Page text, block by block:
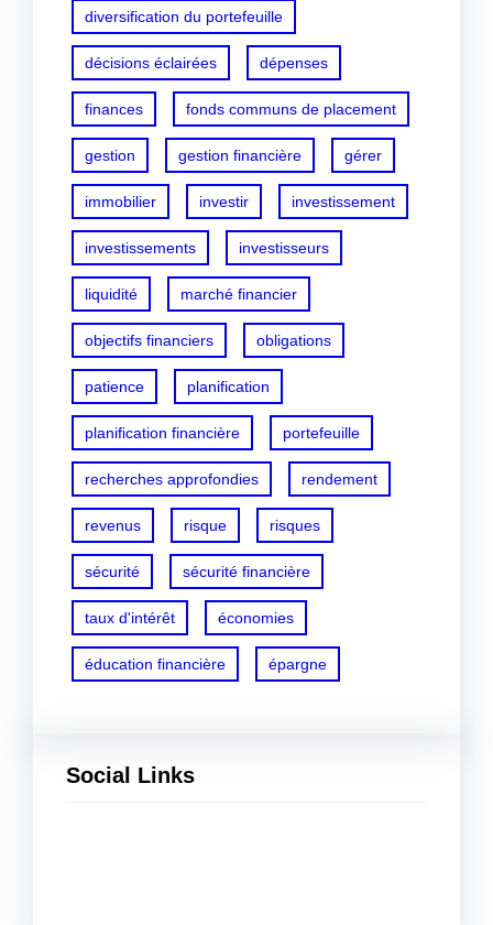
diversification du portefeuille
décisions éclairées dépenses
finances fonds communs de placement
gestion gestion financière gérer
immobilier investir investissement
investissements investisseurs
liquidité marché financier
objectifs financiers obligations
patience planification
planification financière portefeuille
recherches approfondies rendement
revenus risque risques
sécurité sécurité financière
taux d'intérêt économies
éducation financière épargne
Social Links